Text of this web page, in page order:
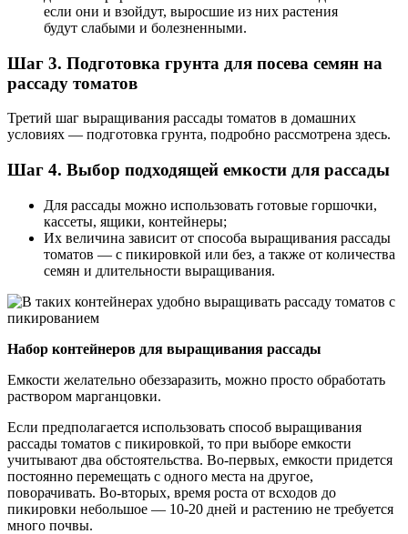
если они и взойдут, выросшие из них растения
будут слабыми и болезненными.
Шаг 3. Подготовка грунта для посева семян на
рассаду томатов
Третий шаг выращивания рассады томатов в домашних
условиях — подготовка грунта, подробно рассмотрена здесь.
Шаг 4. Выбор подходящей емкости для рассады
Для рассады можно использовать готовые горшочки,
кассеты, ящики, контейнеры;
Их величина зависит от способа выращивания рассады
томатов — с пикировкой или без, а также от количества
семян и длительности выращивания.
Набор контейнеров для выращивания рассады
Емкости желательно обеззаразить, можно просто обработать
раствором марганцовки.
Если предполагается использовать способ выращивания
рассады томатов с пикировкой, то при выборе емкости
учитывают два обстоятельства. Во-первых, емкости придется
постоянно перемещать с одного места на другое,
поворачивать. Во-вторых, время роста от всходов до
пикировки небольшое — 10-20 дней и растению не требуется
много почвы.